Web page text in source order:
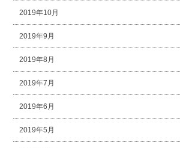
2019年10月
2019年9月
2019年8月
2019年7月
2019年6月
2019年5月